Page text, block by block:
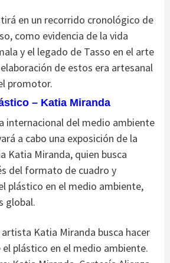
en un recorrido cronológico de
como evidencia de la vida
y el legado de Tasso en el arte
de estos era artesanal
promotor.
– Katia Miranda
internacional del medio ambiente
a cabo una exposición de la
Katia Miranda, quien busca
del formato de cuadro y
plástico en el medio ambiente,
global.
Katia Miranda busca hacer
el plástico en el medio ambiente.